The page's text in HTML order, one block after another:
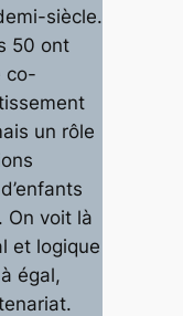
siècle.
50 ont
co-
un rôle
On voit là
et logique
égal,